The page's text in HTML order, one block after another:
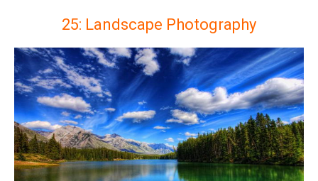
25: Landscape Photography